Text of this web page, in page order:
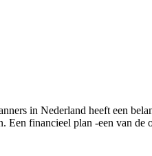
in Nederland heeft een
Een financieel plan -een van